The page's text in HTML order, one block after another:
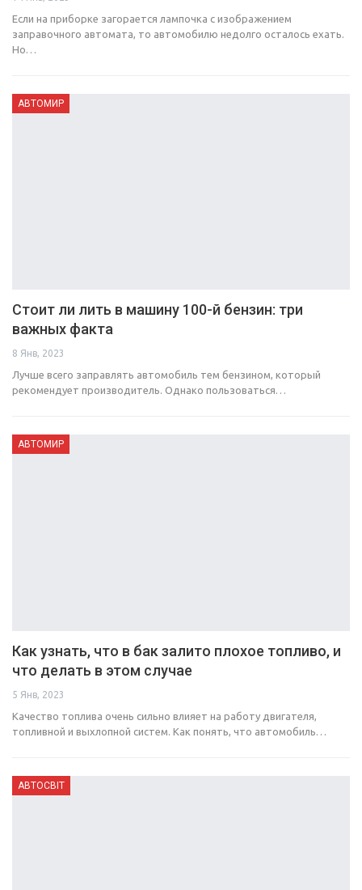
Если на приборке загорается лампочка с изображением
заправочного автомата, то автомобилю недолго осталось ехать.
Но…
АВТОМИР
Стоит ли лить в машину 100-й бензин: три
важных факта
8 Янв, 2023
Лучше всего заправлять автомобиль тем бензином, который
рекомендует производитель. Однако пользоваться…
АВТОМИР
Как узнать, что в бак залито плохое топливо, и
что делать в этом случае
5 Янв, 2023
Качество топлива очень сильно влияет на работу двигателя,
топливной и выхлопной систем. Как понять, что автомобиль…
АВТОСВІТ